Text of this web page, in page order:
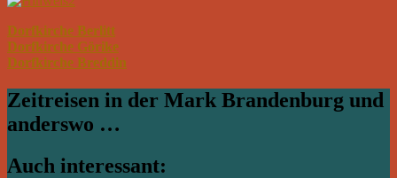
Dorfkirche Berlitt
Dorfkirche Görike
Dorfkirche Breddin
Zeitreisen in der Mark Brandenburg und
anderswo …
Auch interessant: